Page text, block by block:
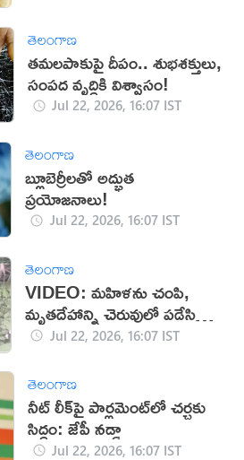
తెలంగాణ
తమలపాకుపై దీపం.. శుభశక్తులు,
సంపద వృద్ధికి విశ్వాసం!
Jul 22, 2026, 16:07 IST
తెలంగాణ
బ్లూబెర్రీలతో అద్భుత
ప్రయోజనాలు!
Jul 22, 2026, 16:07 IST
తెలంగాణ
VIDEO: మహిళను చంపి,
మృతదేహాన్ని చెరువులో పడేసిన
దుండగులు!
Jul 22, 2026, 16:07 IST
తెలంగాణ
నీట్ లీక్‌పై పార్లమెంట్‌లో చర్చకు
సిద్ధం: జేపీ నడ్డా
Jul 22, 2026, 16:07 IST